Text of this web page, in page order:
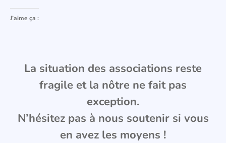
J’aime ça :
La situation des associations reste
fragile et la nôtre ne fait pas
exception.
N’hésitez pas à nous soutenir si vous
en avez les moyens !